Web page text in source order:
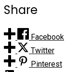
Share
Facebook
Twitter
Pinterest